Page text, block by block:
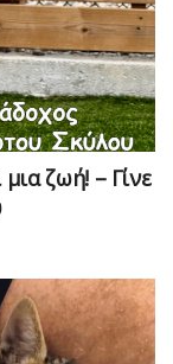
ζωή! – Γίνε